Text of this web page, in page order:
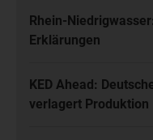
Rhein-
Erklärungen
KED Ahead:
verlagert Produktion